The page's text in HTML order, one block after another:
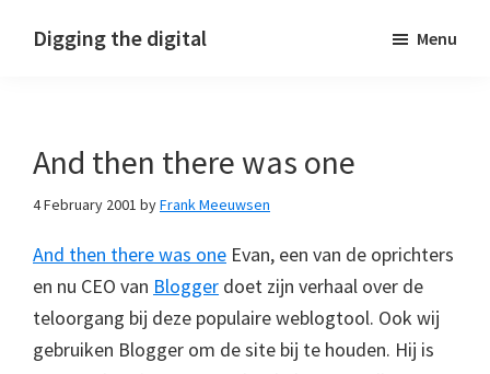
Digging the digital Menu
And then there was one
4 February 2001 byFrank Meeuwsen
And then there was one Evan, een van de oprichters
en nu CEO van Blogger doet zijn verhaal over de
teloorgang bij deze populaire weblogtool. Ook wij
gebruiken Blogger om de site bij te houden. Hij is